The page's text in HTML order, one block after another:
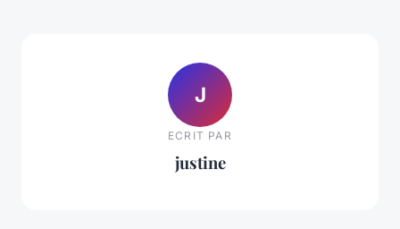
J
ECRIT PAR
justine